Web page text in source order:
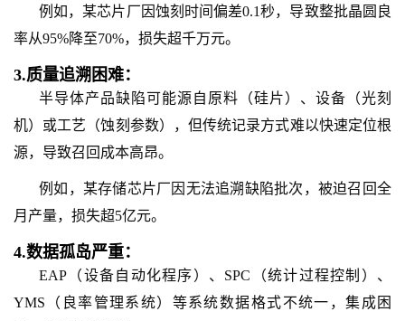
例如，某芯片厂因蚀刻时间偏差0.1秒，导致整批晶圆良
率从95%降至70%，损失超千万元。
3.质量追溯困难：
半导体产品缺陷可能源自原料（硅片）、设备（光刻
机）或工艺（蚀刻参数），但传统记录方式难以快速定位根
源，导致召回成本高昂。
例如，某存储芯片厂因无法追溯缺陷批次，被迫召回全
月产量，损失超5亿元。
4.数据孤岛严重：
EAP（设备自动化程序）、SPC（统计过程控制）、
YMS（良率管理系统）等系统数据格式不统一，集成困